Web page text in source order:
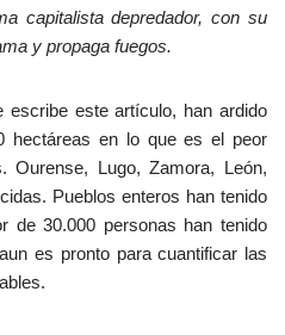
capitalista depredador, con su
y propaga fuegos.
este artículo, han ardido
hectáreas en lo que es el peor
Ourense, Lugo, Zamora, León,
Pueblos enteros han tenido
de 30.000 personas han tenido
es pronto para cuantificar las